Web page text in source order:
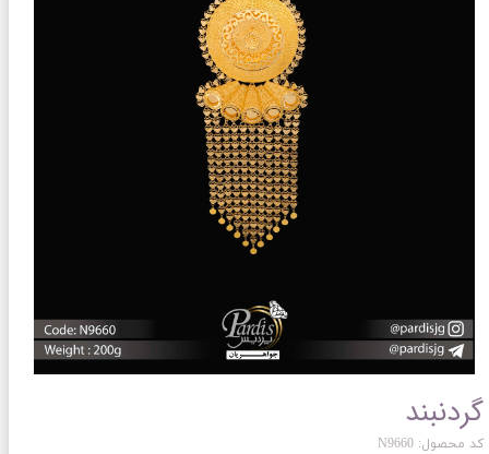
گردنبند
کد محصول: N9660